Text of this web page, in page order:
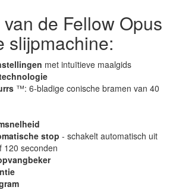
de Fellow Opus
slijpmachine:
met intuïtieve maalgids
™: 6-bladige conische bramen van 40
stop - schakelt automatisch uit
120 seconden